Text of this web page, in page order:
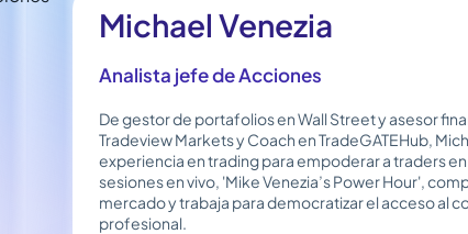
Michael Venezia
Analista jefe de Acciones
De gestor de portafolios en Wall Street y asesor
Tradeview Markets y Coach en TradeGATEHub,
experiencia en trading para empoderar a traders
sesiones en vivo, 'Mike Venezia’s Power Hour',
mercado y trabaja para democratizar el acceso al
profesional.